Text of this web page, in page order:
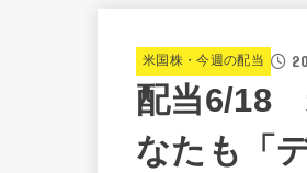
米国株・今週の配当
配当6/18
なたも「